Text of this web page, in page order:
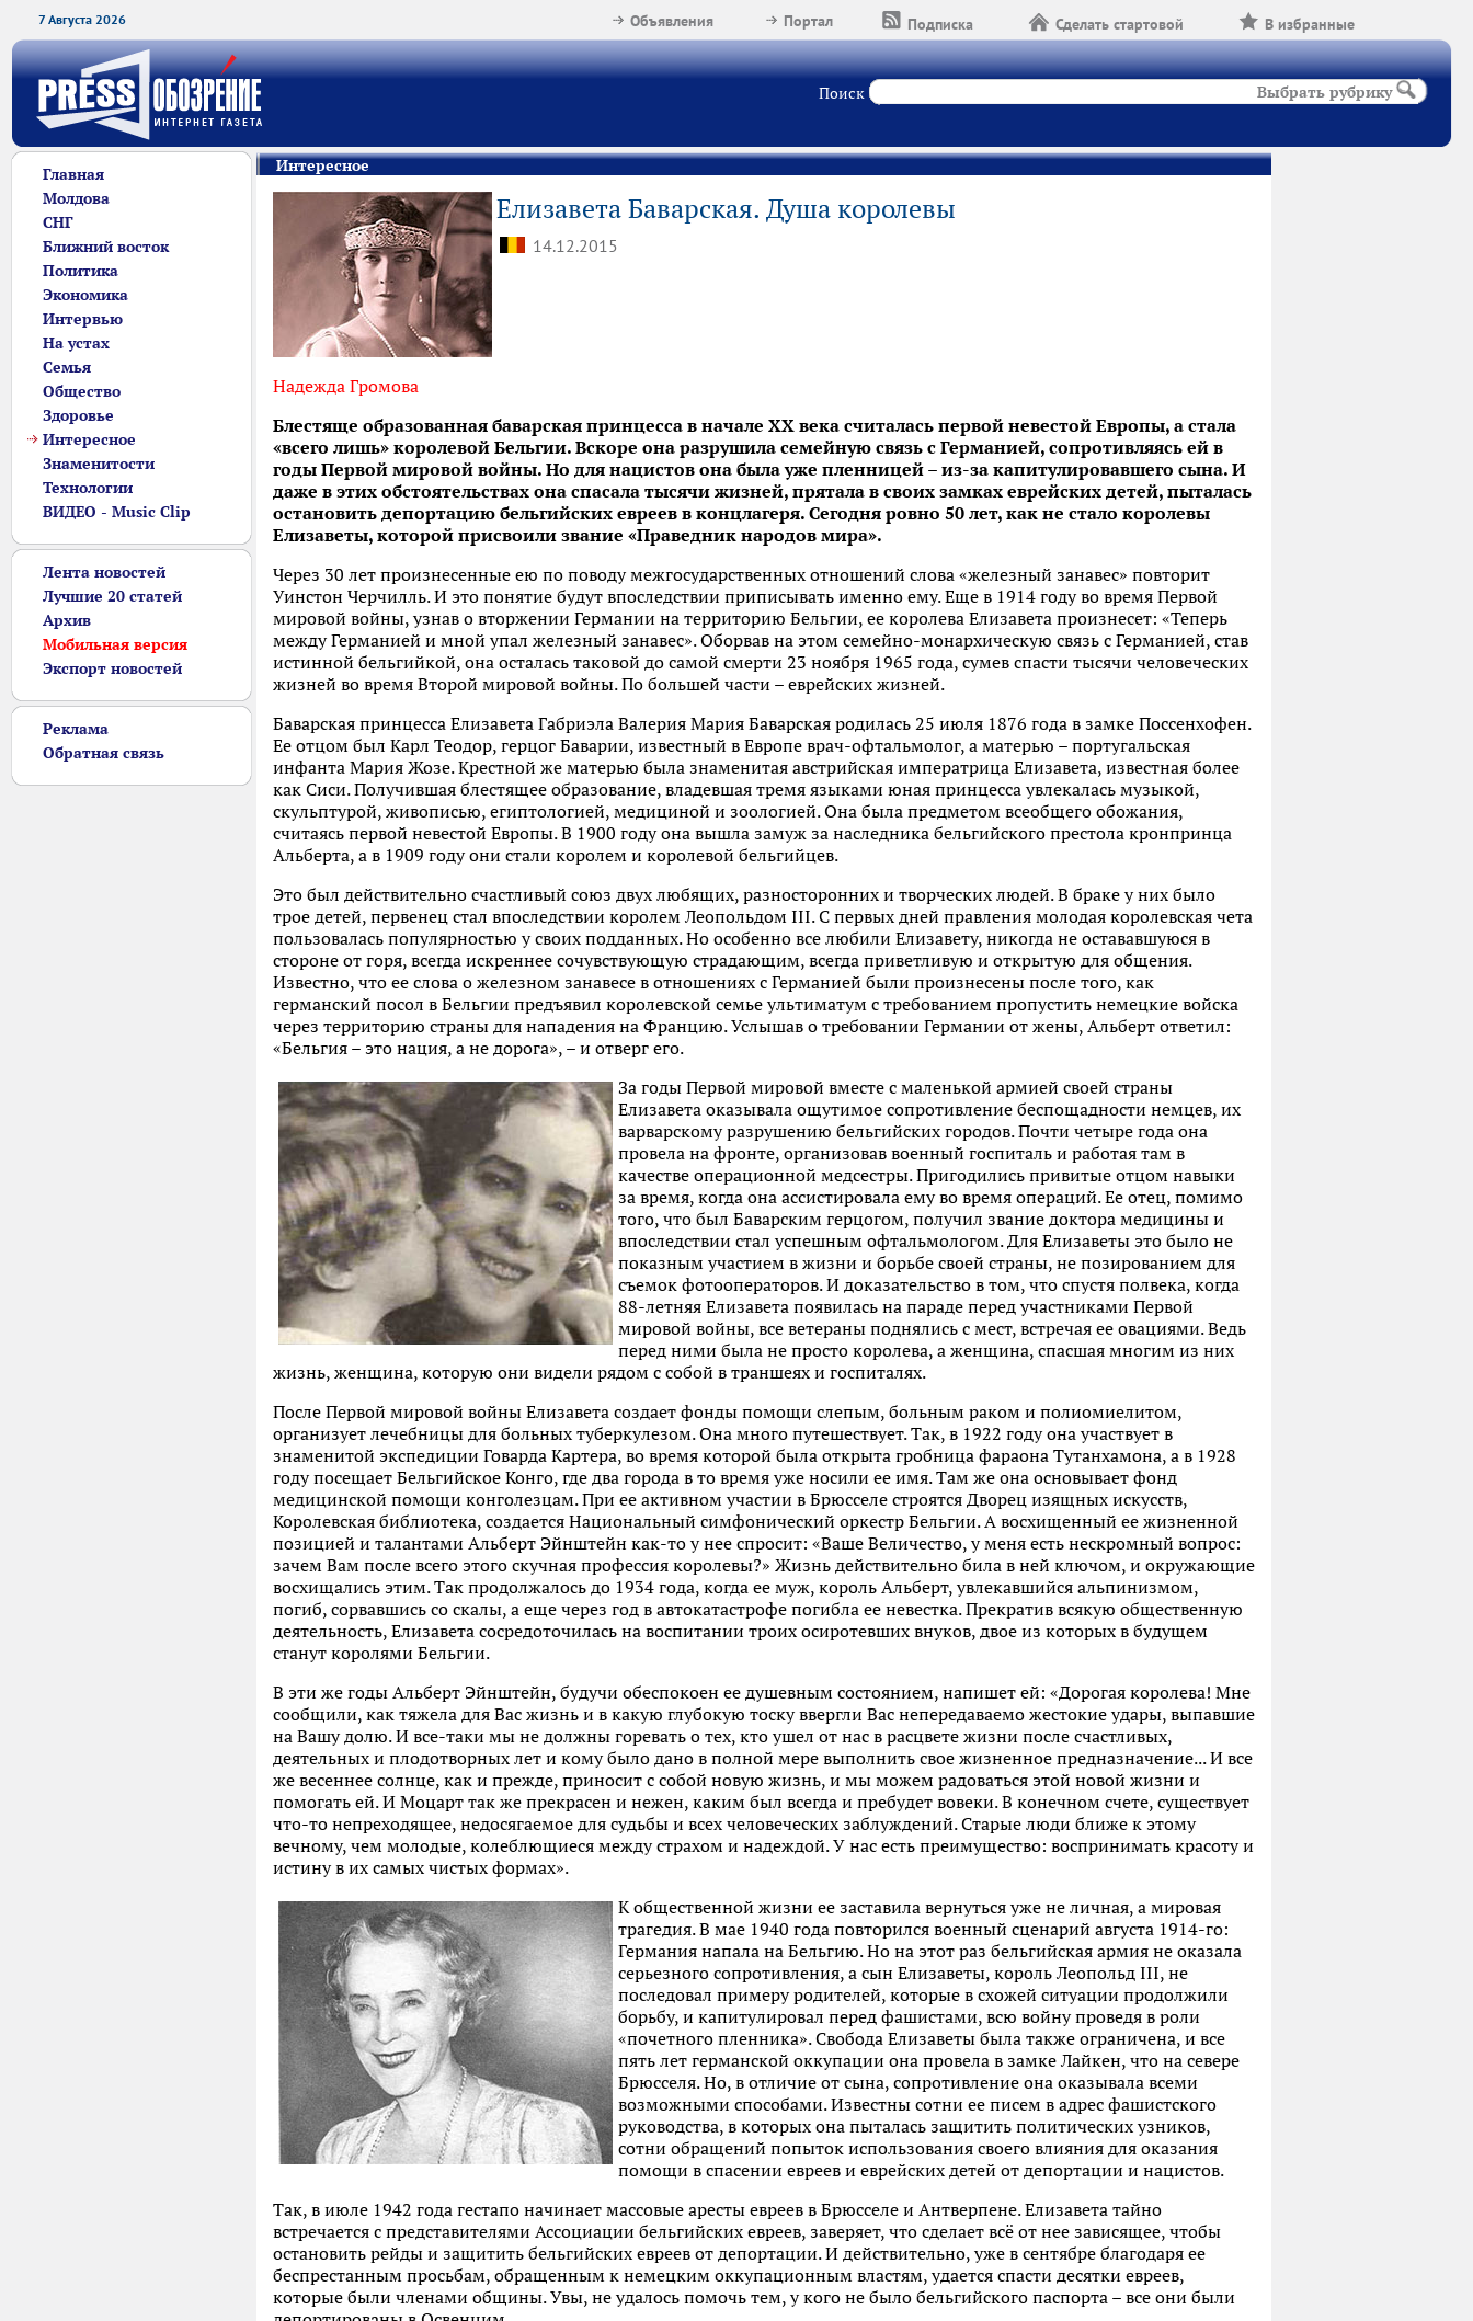
7 Августа 2026 В избранные
Сделать стартовой
Подписка
Портал
Объявления
Поиск Выбрать рубрику
Главная
Молдова
СНГ
Ближний восток
Политика
Экономика
Интервью
На устах
Семья
Общество
Здоровье
Интересное
Знаменитости
Технологии
ВИДЕО - Music Clip
Лента новостей
Лучшие 20 статей
Архив
Мобильная версия
Экспорт новостей
Реклама
Обратная связь
Интересное
Елизавета Баварская. Душа королевы
14.12.2015
Надежда Громова
Блестяще образованная баварская принцесса в начале XX века считалась первой невестой Европы, а стала
«всего лишь» королевой Бельгии. Вскоре она разрушила семейную связь с Германией, сопротивляясь ей в
годы Первой мировой войны. Но для нацистов она была уже пленницей – из-за капитулировавшего сына. И
даже в этих обстоятельствах она спасала тысячи жизней, прятала в своих замках еврейских детей, пыталась
остановить депортацию бельгийских евреев в концлагеря. Сегодня ровно 50 лет, как не стало королевы
Елизаветы, которой присвоили звание «Праведник народов мира».
Через 30 лет произнесенные ею по поводу межгосударственных отношений слова «железный занавес» повторит
Уинстон Черчилль. И это понятие будут впоследствии приписывать именно ему. Еще в 1914 году во время Первой
мировой войны, узнав о вторжении Германии на территорию Бельгии, ее королева Елизавета произнесет: «Теперь
между Германией и мной упал железный занавес». Оборвав на этом семейно-монархическую связь с Германией, став
истинной бельгийкой, она осталась таковой до самой смерти 23 ноября 1965 года, сумев спасти тысячи человеческих
жизней во время Второй мировой войны. По большей части – еврейских жизней.
Баварская принцесса Елизавета Габриэла Валерия Мария Баварская родилась 25 июля 1876 года в замке Поссенхофен.
Ее отцом был Карл Теодор, герцог Баварии, известный в Европе врач-офтальмолог, а матерью – португальская
инфанта Мария Жозе. Крестной же матерью была знаменитая австрийская императрица Елизавета, известная более
как Сиси. Получившая блестящее образование, владевшая тремя языками юная принцесса увлекалась музыкой,
скульптурой, живописью, египтологией, медициной и зоологией. Она была предметом всеобщего обожания,
считаясь первой невестой Европы. В 1900 году она вышла замуж за наследника бельгийского престола кронпринца
Альберта, а в 1909 году они стали королем и королевой бельгийцев.
Это был действительно счастливый союз двух любящих, разносторонних и творческих людей. В браке у них было
трое детей, первенец стал впоследствии королем Леопольдом III. С первых дней правления молодая королевская чета
пользовалась популярностью у своих подданных. Но особенно все любили Елизавету, никогда не остававшуюся в
стороне от горя, всегда искреннее сочувствующую страдающим, всегда приветливую и открытую для общения.
Известно, что ее слова о железном занавесе в отношениях с Германией были произнесены после того, как
германский посол в Бельгии предъявил королевской семье ультиматум с требованием пропустить немецкие войска
через территорию страны для нападения на Францию. Услышав о требовании Германии от жены, Альберт ответил:
«Бельгия – это нация, а не дорога», – и отверг его.
За годы Первой мировой вместе с маленькой армией своей страны
Елизавета оказывала ощутимое сопротивление беспощадности немцев, их
варварскому разрушению бельгийских городов. Почти четыре года она
провела на фронте, организовав военный госпиталь и работая там в
качестве операционной медсестры. Пригодились привитые отцом навыки
за время, когда она ассистировала ему во время операций. Ее отец, помимо
того, что был Баварским герцогом, получил звание доктора медицины и
впоследствии стал успешным офтальмологом. Для Елизаветы это было не
показным участием в жизни и борьбе своей страны, не позированием для
съемок фотооператоров. И доказательство в том, что спустя полвека, когда
88-летняя Елизавета появилась на параде перед участниками Первой
мировой войны, все ветераны поднялись с мест, встречая ее овациями. Ведь
перед ними была не просто королева, а женщина, спасшая многим из них
жизнь, женщина, которую они видели рядом с собой в траншеях и госпиталях.
После Первой мировой войны Елизавета создает фонды помощи слепым, больным раком и полиомиелитом,
организует лечебницы для больных туберкулезом. Она много путешествует. Так, в 1922 году она участвует в
знаменитой экспедиции Говарда Картера, во время которой была открыта гробница фараона Тутанхамона, а в 1928
году посещает Бельгийское Конго, где два города в то время уже носили ее имя. Там же она основывает фонд
медицинской помощи конголезцам. При ее активном участии в Брюсселе строятся Дворец изящных искусств,
Королевская библиотека, создается Национальный симфонический оркестр Бельгии. А восхищенный ее жизненной
позицией и талантами Альберт Эйнштейн как-то у нее спросит: «Ваше Величество, у меня есть нескромный вопрос:
зачем Вам после всего этого скучная профессия королевы?» Жизнь действительно била в ней ключом, и окружающие
восхищались этим. Так продолжалось до 1934 года, когда ее муж, король Альберт, увлекавшийся альпинизмом,
погиб, сорвавшись со скалы, а еще через год в автокатастрофе погибла ее невестка. Прекратив всякую общественную
деятельность, Елизавета сосредоточилась на воспитании троих осиротевших внуков, двое из которых в будущем
станут королями Бельгии.
В эти же годы Альберт Эйнштейн, будучи обеспокоен ее душевным состоянием, напишет ей: «Дорогая королева! Мне
сообщили, как тяжела для Вас жизнь и в какую глубокую тоску ввергли Вас непередаваемо жестокие удары, выпавшие
на Вашу долю. И все-таки мы не должны горевать о тех, кто ушел от нас в расцвете жизни после счастливых,
деятельных и плодотворных лет и кому было дано в полной мере выполнить свое жизненное предназначение... И все
же весеннее солнце, как и прежде, приносит с собой новую жизнь, и мы можем радоваться этой новой жизни и
помогать ей. И Моцарт так же прекрасен и нежен, каким был всегда и пребудет вовеки. В конечном счете, существует
что-то непреходящее, недосягаемое для судьбы и всех человеческих заблуждений. Старые люди ближе к этому
вечному, чем молодые, колеблющиеся между страхом и надеждой. У нас есть преимущество: воспринимать красоту и
истину в их самых чистых формах».
К общественной жизни ее заставила вернуться уже не личная, а мировая
трагедия. В мае 1940 года повторился военный сценарий августа 1914-го:
Германия напала на Бельгию. Но на этот раз бельгийская армия не оказала
серьезного сопротивления, а сын Елизаветы, король Леопольд III, не
последовал примеру родителей, которые в схожей ситуации продолжили
борьбу, и капитулировал перед фашистами, всю войну проведя в роли
«почетного пленника». Свобода Елизаветы была также ограничена, и все
пять лет германской оккупации она провела в замке Лайкен, что на севере
Брюсселя. Но, в отличие от сына, сопротивление она оказывала всеми
возможными способами. Известны сотни ее писем в адрес фашистского
руководства, в которых она пыталась защитить политических узников,
сотни обращений попыток использования своего влияния для оказания
помощи в спасении евреев и еврейских детей от депортации и нацистов.
Так, в июле 1942 года гестапо начинает массовые аресты евреев в Брюсселе и Антверпене. Елизавета тайно
встречается с представителями Ассоциации бельгийских евреев, заверяет, что сделает всё от нее зависящее, чтобы
остановить рейды и защитить бельгийских евреев от депортации. И действительно, уже в сентябре благодаря ее
беспрестанным просьбам, обращенным к немецким оккупационным властям, удается спасти десятки евреев,
которые были членами общины. Увы, не удалось помочь тем, у кого не было бельгийского паспорта – все они были